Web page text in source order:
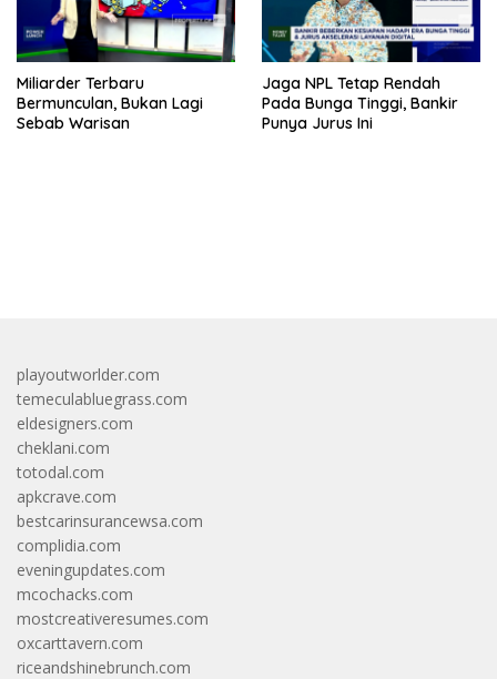
Miliarder Terbaru
Bermunculan, Bukan Lagi
Sebab Warisan
Jaga NPL Tetap Rendah
Pada Bunga Tinggi, Bankir
Punya Jurus Ini
playoutworlder.com
temeculabluegrass.com
eldesigners.com
cheklani.com
totodal.com
apkcrave.com
bestcarinsurancewsa.com
complidia.com
eveningupdates.com
mcochacks.com
mostcreativeresumes.com
oxcarttavern.com
riceandshinebrunch.com